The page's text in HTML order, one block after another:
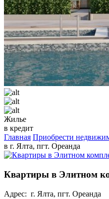
Жилье
в кредит
Главная Приобрести
в г. Ялта, пгт. Ореанда
Квартиры в Элитном
Адрес: г. Ялта, пгт. Ореанда